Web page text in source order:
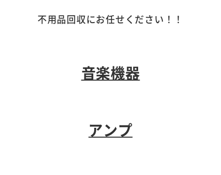
不用品回収にお任せください！！
音楽機器
アンプ